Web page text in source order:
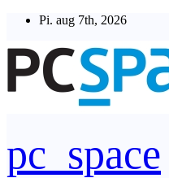
Skip
content
Pi. aug 7th, 2026
pc_space